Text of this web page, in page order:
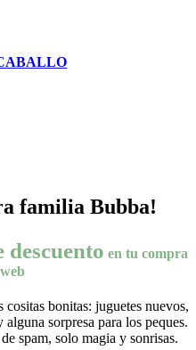
familia Bubba!
descuento en tu compra
bonitas: juguetes nuevos,
sorpresa para los peques.
spam, solo magia y sonrisas.